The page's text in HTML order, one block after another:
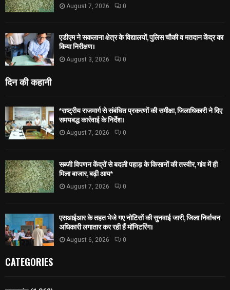
August 7, 2026 0
एडीएम ने सकलाना क्षेत्र के विद्यालयों, पुलिस चौकी व मतदान केंद्र का
किया निरीक्षण।
August 3, 2026 0
दिन की कहानी
*राष्ट्रीय राजमार्ग से संबंधित प्रकरणों की समीक्षा, जिलाधिकारी ने दिए
समयबद्ध कार्रवाई के निर्देश।
August 7, 2026 0
सब्जी विपणन केंद्रों से बदली पहाड़ के किसानों की तस्वीर, गांव में ही
मिला बाजार, बढ़ी आय*
August 7, 2026 0
एसआईआर के तहत भेजे गए नोटिसों की सुनवाई जारी, जिला निर्वाचन
अधिकारी लगातार कर रही हैं मॉनिटरिंग।
August 6, 2026 0
CATEGORIES